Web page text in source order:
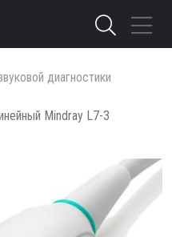
диагностики
Mindray L7-3